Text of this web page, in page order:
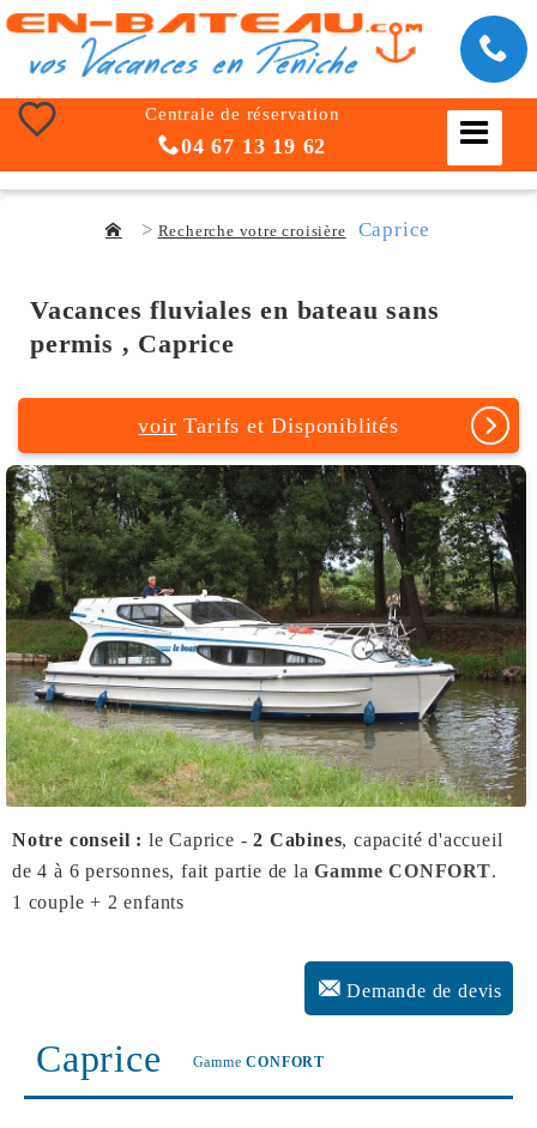
Centrale de réservation
04 67 13 19 62
Recherche votre croisière Caprice
Vacances fluviales en bateau sans
permis , Caprice
voir Tarifs et Disponiblités
Notre conseil : le Caprice -2 Cabines, capacité d'accueil
de 4 à 6 personnes, fait partie de laGamme CONFORT.
1 couple + 2 enfants
Demande de devis
Caprice GammeCONFORT